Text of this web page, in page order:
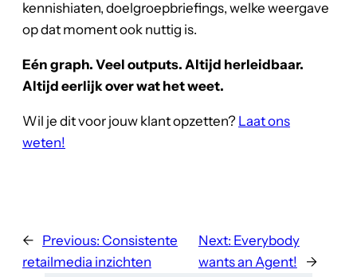
kennishiaten, doelgroepbriefings, welke weergave
op dat moment ook nuttig is.
Eén graph. Veel outputs. Altijd herleidbaar.
Altijd eerlijk over wat het weet.
Wil je dit voor jouw klant opzetten? Laat ons
weten!
← Previous: Consistente
retailmedia inzichten
Next: Everybody
wants an Agent!
→